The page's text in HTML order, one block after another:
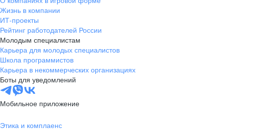
Жизнь в компании
ИТ-проекты
Рейтинг работодателей России
Молодым специалистам
Карьера для молодых специалистов
Школа программистов
Карьера в некоммерческих организациях
Боты для уведомлений
Мобильное приложение
Этика и комплаенс